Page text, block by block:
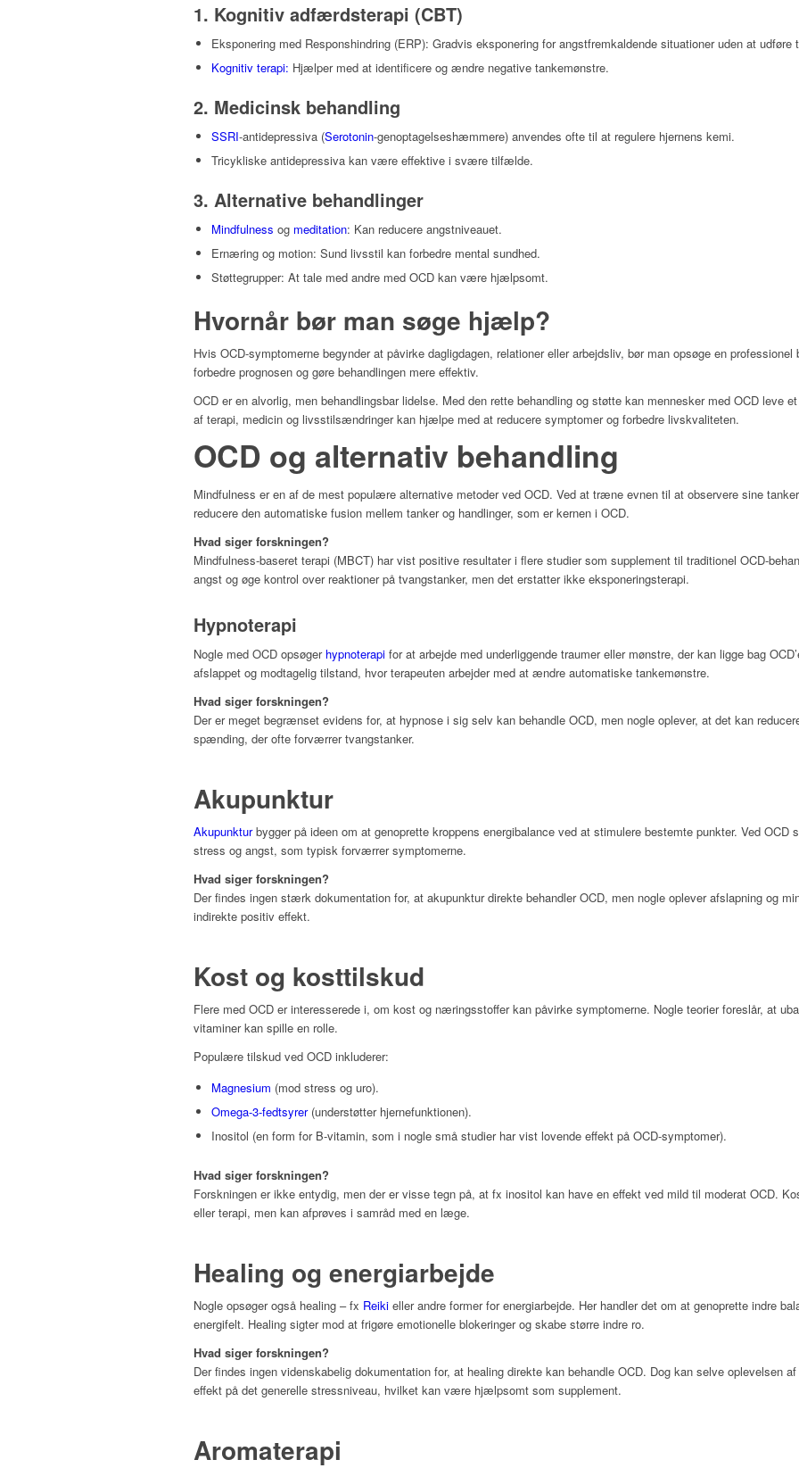
1. Kognitiv adfærdsterapi (CBT)
Eksponering med Responshindring (ERP): Gradvis eksponering for angstfremkaldende situationer uden at udføre
Kognitiv terapi: Hjælper med at identificere og ændre negative tankemønstre.
2. Medicinsk behandling
SSRI-antidepressiva (Serotonin-genoptagelseshæmmere) anvendes ofte til at regulere hjernens kemi.
Tricykliske antidepressiva kan være effektive i svære tilfælde.
3. Alternative behandlinger
Mindfulness og meditation: Kan reducere angstniveauet.
Ernæring og motion: Sund livsstil kan forbedre mental sundhed.
Støttegrupper: At tale med andre med OCD kan være hjælpsomt.
Hvornår bør man søge hjælp?
Hvis OCD-symptomerne begynder at påvirke dagligdagen, relationer eller arbejdsliv, bør man opsøge en
forbedre prognosen og gøre behandlingen mere effektiv.
OCD er en alvorlig, men behandlingsbar lidelse. Med den rette behandling og støtte kan mennesker med OCD leve
af terapi, medicin og livsstilsændringer kan hjælpe med at reducere symptomer og forbedre livskvaliteten.
OCD og alternativ behandling
Mindfulness er en af de mest populære alternative metoder ved OCD. Ved at træne evnen til at observere sine
reducere den automatiske fusion mellem tanker og handlinger, som er kernen i OCD.
Hvad siger forskningen?
Mindfulness-baseret terapi (MBCT) har vist positive resultater i flere studier som supplement til traditionel OCD-
angst og øge kontrol over reaktioner på tvangstanker, men det erstatter ikke eksponeringsterapi.
Hypnoterapi
Nogle med OCD opsøger hypnoterapi for at arbejde med underliggende traumer eller mønstre, der kan ligge bag
afslappet og modtagelig tilstand, hvor terapeuten arbejder med at ændre automatiske tankemønstre.
Hvad siger forskningen?
Der er meget begrænset evidens for, at hypnose i sig selv kan behandle OCD, men nogle oplever, at det kan
spænding, der ofte forværrer tvangstanker.
Akupunktur
Akupunkturbygger på ideen om at genoprette kroppens energibalance ved at stimulere bestemte punkter. Ved
stress og angst, som typisk forværrer symptomerne.
Hvad siger forskningen?
Der findes ingen stærk dokumentation for, at akupunktur direkte behandler OCD, men nogle oplever afslapning og
indirekte positiv effekt.
Kost og kosttilskud
Flere med OCD er interesserede i, om kost og næringsstoffer kan påvirke symptomerne. Nogle teorier foreslår, at
vitaminer kan spille en rolle.
Populære tilskud ved OCD inkluderer:
Magnesium (mod stress og uro).
Omega-3-fedtsyrer(understøtter hjernefunktionen).
Inositol (en form for B-vitamin, som i nogle små studier har vist lovende effekt på OCD-symptomer).
Hvad siger forskningen?
Forskningen er ikke entydig, men der er visse tegn på, at fx inositol kan have en effekt ved mild til moderat OCD.
eller terapi, men kan afprøves i samråd med en læge.
Healing og energiarbejde
Nogle opsøger også healing – fx Reiki eller andre former for energiarbejde. Her handler det om at genoprette indre
energifelt. Healing sigter mod at frigøre emotionelle blokeringer og skabe større indre ro.
Hvad siger forskningen?
Der findes ingen videnskabelig dokumentation for, at healing direkte kan behandle OCD. Dog kan selve oplevelsen
effekt på det generelle stressniveau, hvilket kan være hjælpsomt som supplement.
Aromaterapi